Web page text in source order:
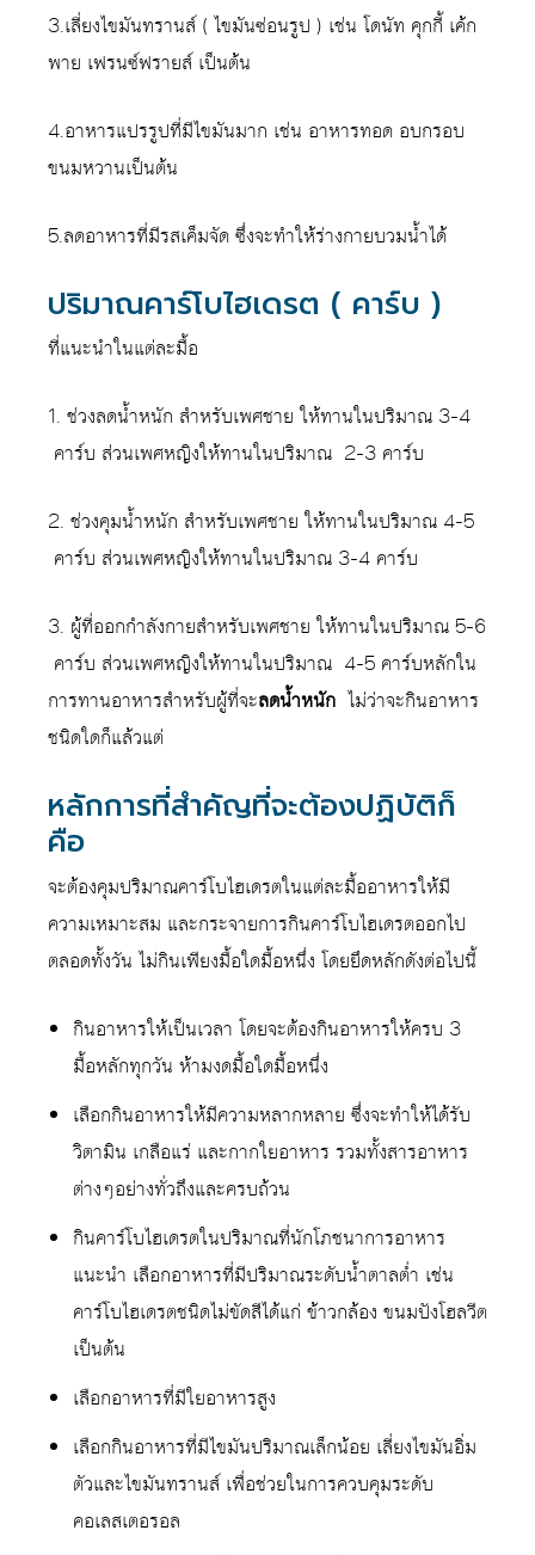
3.เลี่ยงไขมันทรานส์ ( ไขมันซ่อนรูป ) เช่น โดนัท คุกกี้ เค้ก
พาย เฟรนซ์ฟรายส์ เป็นต้น
4.อาหารแปรรูปที่มีไขมันมาก เช่น อาหารทอด อบกรอบ
ขนมหวานเป็นต้น
5.ลดอาหารที่มีรสเค็มจัด ซึ่งจะทำให้ร่างกายบวมน้ำได้
ปริมาณคาร์โบไฮเดรต ( คาร์บ )
ที่แนะนำในแต่ละมื้อ
1. ช่วงลดน้ำหนัก สำหรับเพศชาย ให้ทานในปริมาณ 3-4
คาร์บ ส่วนเพศหญิงให้ทานในปริมาณ 2-3 คาร์บ
2. ช่วงคุมน้ำหนัก สำหรับเพศชาย ให้ทานในปริมาณ 4-5
คาร์บ ส่วนเพศหญิงให้ทานในปริมาณ 3-4 คาร์บ
3. ผู้ที่ออกกำลังกายสำหรับเพศชาย ให้ทานในปริมาณ 5-6
คาร์บ ส่วนเพศหญิงให้ทานในปริมาณ 4-5 คาร์บหลักใน
การทานอาหารสำหรับผู้ที่จะลดน้ำหนัก ไม่ว่าจะกินอาหาร
ชนิดใดก็แล้วแต่
หลักการที่สำคัญที่จะต้องปฏิบัติก็
คือ
จะต้องคุมปริมาณคาร์โบไฮเดรตในแต่ละมื้ออาหารให้มี
ความเหมาะสม และกระจายการกินคาร์โบไฮเดรตออกไป
ตลอดทั้งวัน ไม่กินเพียงมื้อใดมื้อหนึ่ง โดยยึดหลักดังต่อไปนี้
กินอาหารให้เป็นเวลา โดยจะต้องกินอาหารให้ครบ 3
มื้อหลักทุกวัน ห้ามงดมื้อใดมื้อหนึ่ง
เลือกกินอาหารให้มีความหลากหลาย ซึ่งจะทำให้ได้รับ
วิตามิน เกลือแร่ และกากใยอาหาร รวมทั้งสารอาหาร
ต่างๆอย่างทั่วถึงและครบถ้วน
กินคาร์โบไฮเดรตในปริมาณที่นักโภชนาการอาหาร
แนะนำ เลือกอาหารที่มีปริมาณระดับน้ำตาลต่ำ เช่น
คาร์โบไฮเดรตชนิดไม่ขัดสีได้แก่ ข้าวกล้อง ขนมปังโฮลวีต
เป็นต้น
เลือกอาหารที่มีใยอาหารสูง
เลือกกินอาหารที่มีไขมันปริมาณเล็กน้อย เลี่ยงไขมันอิ่ม
ตัวและไขมันทรานส์ เพื่อช่วยในการควบคุมระดับ
คอเลสเตอรอล